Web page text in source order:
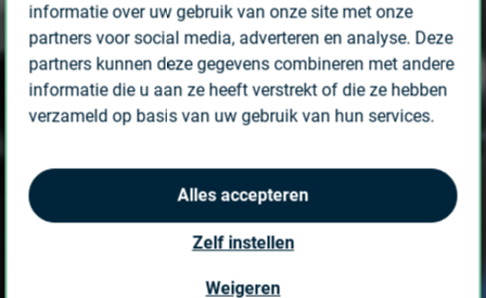
informatie over uw gebruik van onze site met onze
partners voor social media, adverteren en analyse. Deze
partners kunnen deze gegevens combineren met andere
informatie die u aan ze heeft verstrekt of die ze hebben
verzameld op basis van uw gebruik van hun services.
Alles accepteren
Zelf instellen
Weigeren